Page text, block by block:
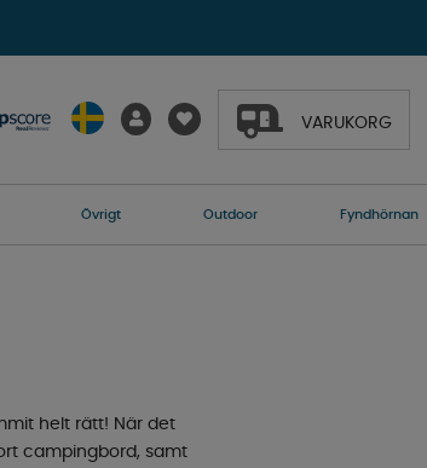
VARUKORG
Övrigt Outdoor Fyndhörnan
helt rätt! När det
campingbord, samt